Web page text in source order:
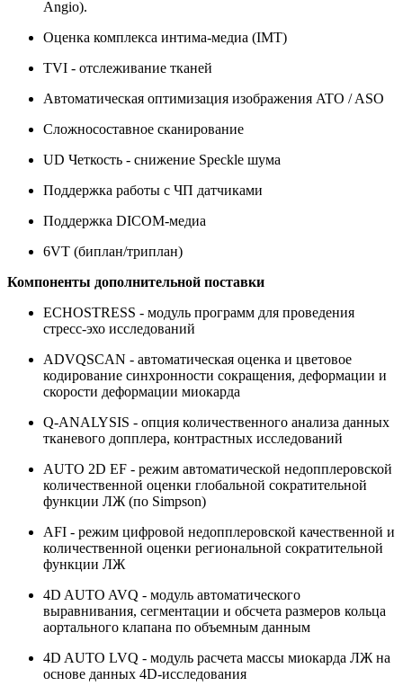
Angio).
Оценка комплекса интима-медиа (IMT)
TVI - отслеживание тканей
Автоматическая оптимизация изображения ATO / ASO
Сложносоставное сканирование
UD Четкость - снижение Speckle шума
Поддержка работы с ЧП датчиками
Поддержка DICOM-медиа
6VT (биплан/триплан)
Компоненты дополнительной поставки
ECHOSTRESS - модуль программ для проведения
стресс-эхо исследований
ADVQSCAN - автоматическая оценка и цветовое
кодирование синхронности сокращения, деформации и
скорости деформации миокарда
Q-ANALYSIS - опция количественного анализа данных
тканевого допплера, контрастных исследований
AUTO 2D EF - режим автоматической недопплеровской
количественной оценки глобальной сократительной
функции ЛЖ (по Simpson)
AFI - режим цифровой недопплеровской качественной и
количественной оценки региональной сократительной
функции ЛЖ
4D AUTO AVQ - модуль автоматического
выравнивания, сегментации и обсчета размеров кольца
аортального клапана по объемным данным
4D AUTO LVQ - модуль расчета массы миокарда ЛЖ на
основе данных 4D-исследования